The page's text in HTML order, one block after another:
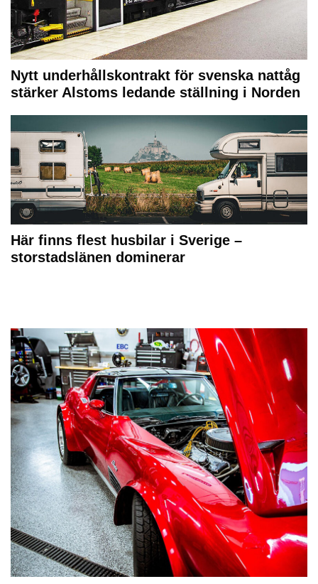
Nytt underhållskontrakt för svenska nattåg
stärker Alstoms ledande ställning i Norden
Här finns flest husbilar i Sverige –
storstadslänen dominerar